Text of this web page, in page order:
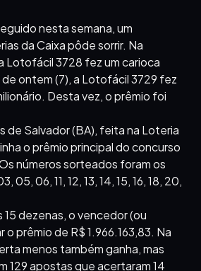
nesta semana, um
da Caixa pôde sorrir. Na
Lotofácil 3728 fez um carioca
ontem (7), a Lotofácil 3729 fez
Desta vez, o prêmio foi
de Salvador (BA), feita na Loteria
o prêmio principal do concurso
números sorteados foram os
05, 06, 11, 12, 13, 14, 15, 16, 18, 20,
dezenas, o vencedor (ou
o prêmio de R$ 1.966.163,83. Na
menos também ganha, mas
129 apostas que acertaram 14